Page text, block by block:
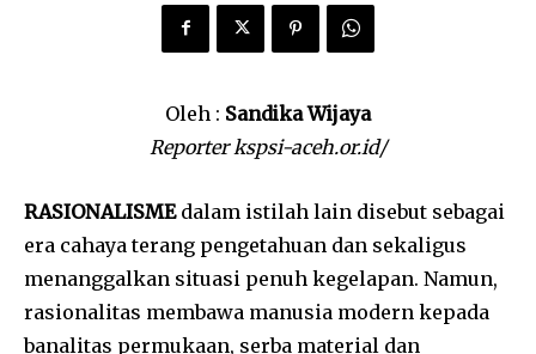
Oleh : Sandika Wijaya
Reporter kspsi-aceh.or.id/
RASIONALISMEdalam istilah lain disebut sebagai
era cahaya terang pengetahuan dan sekaligus
menanggalkan situasi penuh kegelapan. Namun,
rasionalitas membawa manusia modern kepada
banalitas permukaan, serba material dan